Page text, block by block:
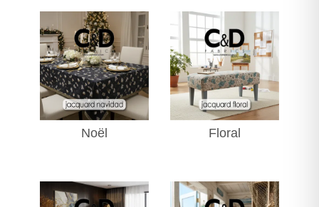
LANGUES
Noël Floral